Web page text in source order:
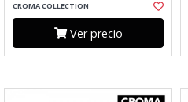
CROMA COLLECTION
Ver precio